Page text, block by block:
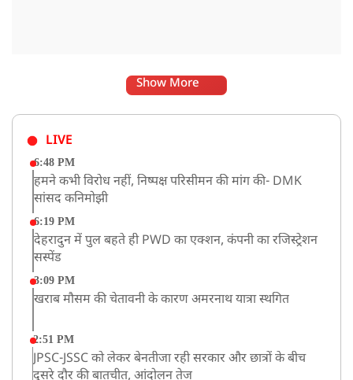
Show More
LIVE
6:48 PM
हमने कभी विरोध नहीं, निष्पक्ष परिसीमन की मांग की- DMK
सांसद कनिमोझी
6:19 PM
देहरादुन में पुल बहते ही PWD का एक्शन, कंपनी का रजिस्ट्रेशन
सस्पेंड
3:09 PM
खराब मौसम की चेतावनी के कारण अमरनाथ यात्रा स्थगित
2:51 PM
JPSC-JSSC को लेकर बेनतीजा रही सरकार और छात्रों के बीच
दूसरे दौर की बातचीत, आंदोलन तेज